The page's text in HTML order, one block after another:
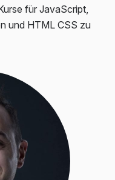
für JavaScript,
und HTML CSS zu